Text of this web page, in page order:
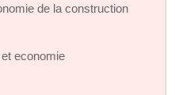
de la construction
economie